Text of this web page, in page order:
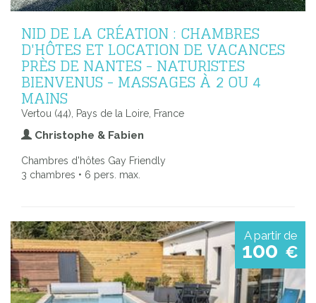
NID DE LA CRÉATION : CHAMBRES
D'HÔTES ET LOCATION DE VACANCES
PRÈS DE NANTES - NATURISTES
BIENVENUS - MASSAGES À 2 OU 4
MAINS
Vertou (44), Pays de la Loire, France
Christophe & Fabien
Chambres d'hôtes Gay Friendly
3 chambres • 6 pers. max.
A partir de
100 €